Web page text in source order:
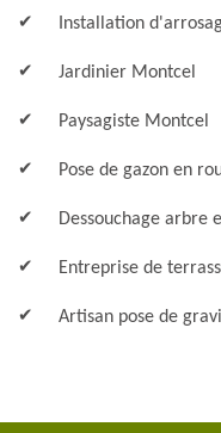
Installation
Jardinier Montcel
Paysagiste Montcel
Pose de gazon en
Dessouchage arbre
Entreprise de
Artisan pose de